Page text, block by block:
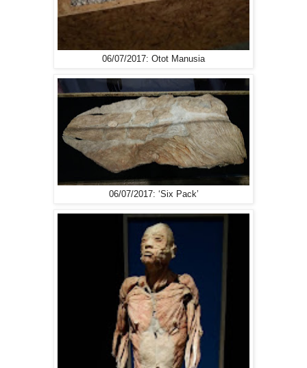
06/07/2017: Otot Manusia
06/07/2017: ‘Six Pack’